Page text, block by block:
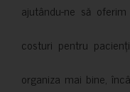
ajutându-ne să
costuri pentru
organiza mai bine,